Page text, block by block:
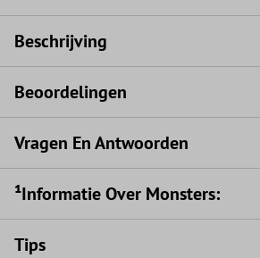
Beschrijving
Beoordelingen
Vragen En Antwoorden
¹Informatie Over Monsters:
Tips